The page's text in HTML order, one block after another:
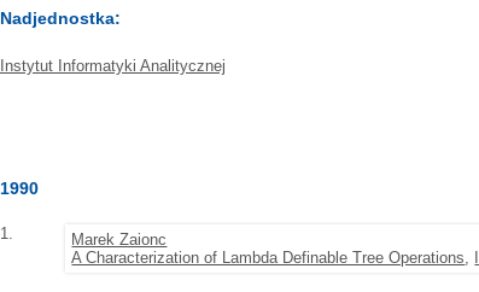
Nadjednostka:
Instytut Informatyki Analitycznej
1990
1.
Marek Zaionc
A Characterization of Lambda Definable Tree Operations,